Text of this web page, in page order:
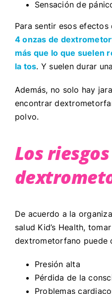
Sensación de
Para sentir esos
4 onzas de
más que lo que suelen
la tos. Y suelen durar
Además, no solo hay
encontrar
polvo.
Los
De acuerdo a la
salud Kid’s Health,
dextrometorfano puede
Presión alta
Pérdida de la
Problemas